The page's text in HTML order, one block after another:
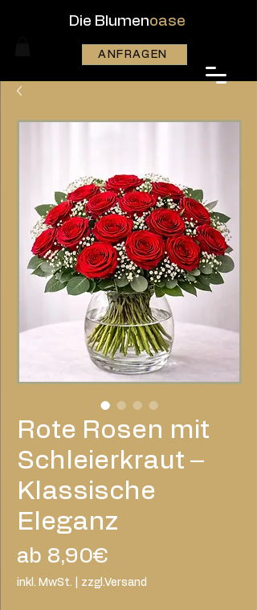
Die Blumenoase
ANFRAGEN
Rote Rosen mit
Schleierkraut –
Klassische
Eleganz
ab 8,90€
Preis
inkl. MwSt. zzgl.Versand